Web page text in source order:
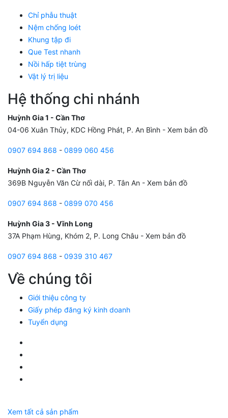
Chỉ phẫu thuật
Nệm chống loét
Khung tập đi
Que Test nhanh
Nồi hấp tiệt trùng
Vật lý trị liệu
Hệ thống chi nhánh
Huỳnh Gia 1 - Cần Thơ
04-06 Xuân Thủy, KDC Hồng Phát, P. An Bình - Xem bản đồ
0907 694 868 - 0899 060 456
Huỳnh Gia 2 - Cần Thơ
369B Nguyễn Văn Cừ nối dài, P. Tân An - Xem bản đồ
0907 694 868 - 0899 070 456
Huỳnh Gia 3 - Vĩnh Long
37A Phạm Hùng, Khóm 2, P. Long Châu - Xem bản đồ
0907 694 868 - 0939 310 467
Về chúng tôi
Giới thiệu công ty
Giấy phép đăng ký kinh doanh
Tuyển dụng
Xem tất cả sản phẩm